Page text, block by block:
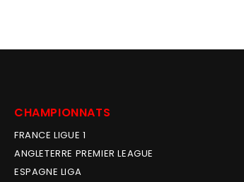
CHAMPIONNATS
FRANCE LIGUE 1
ANGLETERRE PREMIER LEAGUE
ESPAGNE LIGA